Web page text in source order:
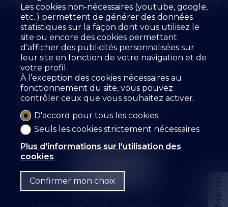
Menu
L'agence À vendre
À louer
Estimer votre bien
Prestations
Les collaborateurs
Location
Contact
SZ IMMOBILIER SA
Route des Fontanettes 12
3968 Veyras
Tél. +41 27 456 57 57
info@sz-immo.ch
Les cookies non-nécessaires (youtube, google,
etc..) permettent de générer des données
statistiques sur la façon dont vous utilisez le
site ou encore des cookies permettant
d’afficher des publicités personnalisées sur
leur site en fonction de votre navigation et de
votre profil.
À l’exception des cookies nécessaires au
fonctionnement du site, vous pouvez
contrôler ceux que vous souhaitez activer.
D'accord pour tous les cookies
Seuls les cookies strictement nécessaires
Plus d'informations sur l'utilisation des
cookies
Confirmer mon choix